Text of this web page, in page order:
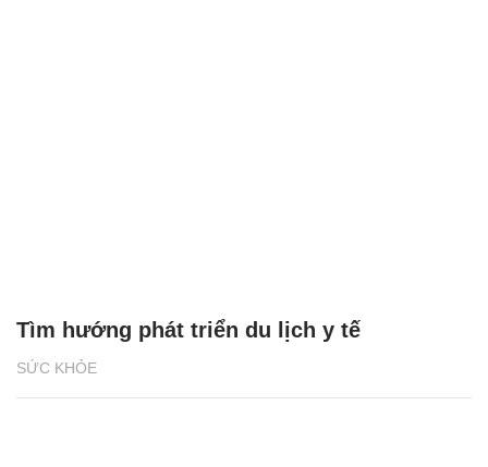
SỨC KHỎE
Tìm hướng phát triển du lịch y tế